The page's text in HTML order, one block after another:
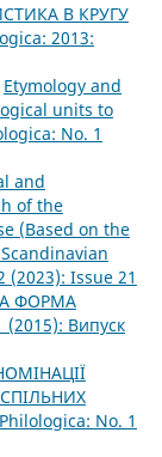
В КРУГУ
2013:
Etymology and
units to
No. 1
and
of the
(Based on the
(2023): Issue 21
ФОРМА
Випуск
No. 1